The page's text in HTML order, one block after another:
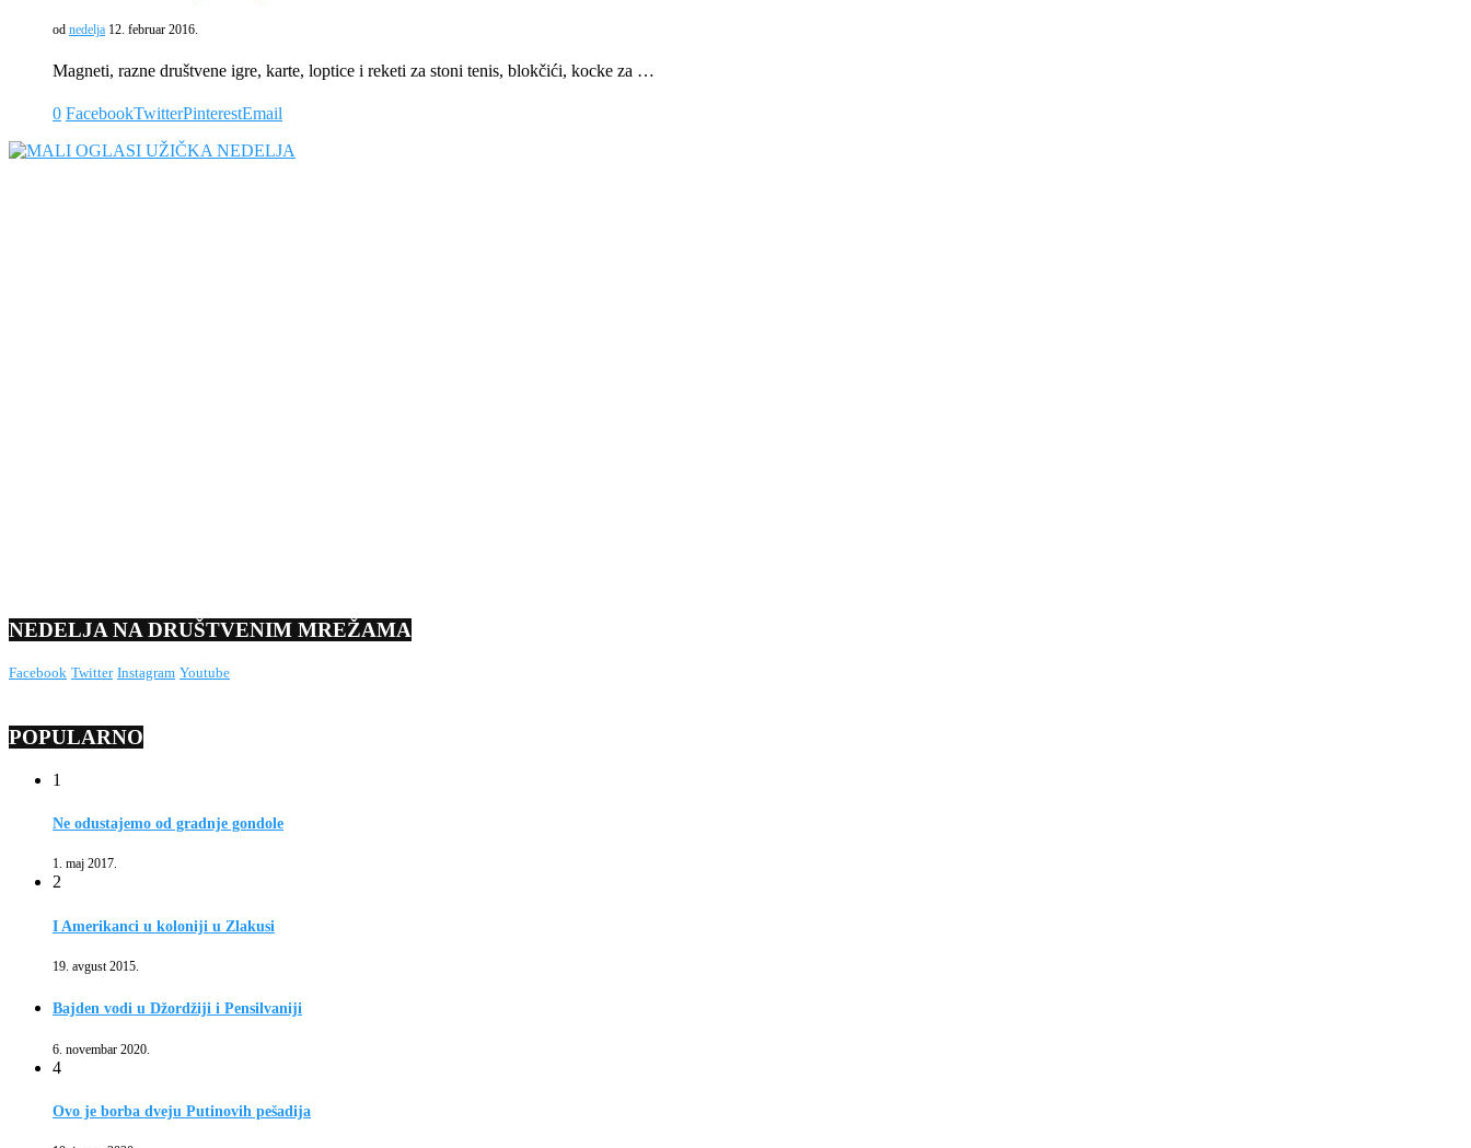
od nedelja 12. februar 2016.
Magneti, razne društvene igre, karte, loptice i reketi za stoni tenis, blokčići, kocke za …
0 FacebookTwitterPinterestEmail
NEDELJA NA DRUŠTVENIM MREŽAMA
Facebook Twitter Instagram Youtube
POPULARNO
1
Ne odustajemo od gradnje gondole
1. maj 2017.
2
I Amerikanci u koloniji u Zlakusi
19. avgust 2015.
Bajden vodi u Džordžiji i Pensilvaniji
6. novembar 2020.
4
Ovo je borba dveju Putinovih pešadija